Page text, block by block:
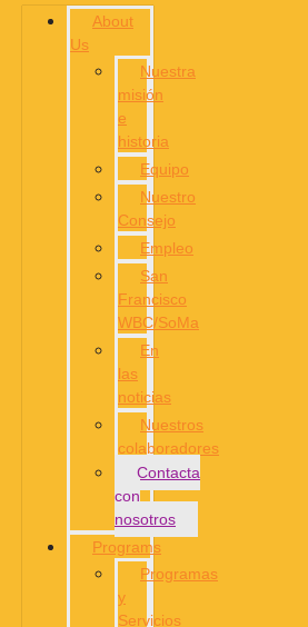
About
Us
Nuestra
misión
e
historia
Equipo
Nuestro
Consejo
Empleo
San
Francisco
WBC/SoMa
En
las
noticias
Nuestros
colaboradores
Contacta
con
nosotros
Programs
Programas
y
Servicios